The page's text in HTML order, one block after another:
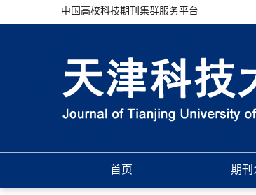
中国高校科技期刊集群服务平台
首页 期刊